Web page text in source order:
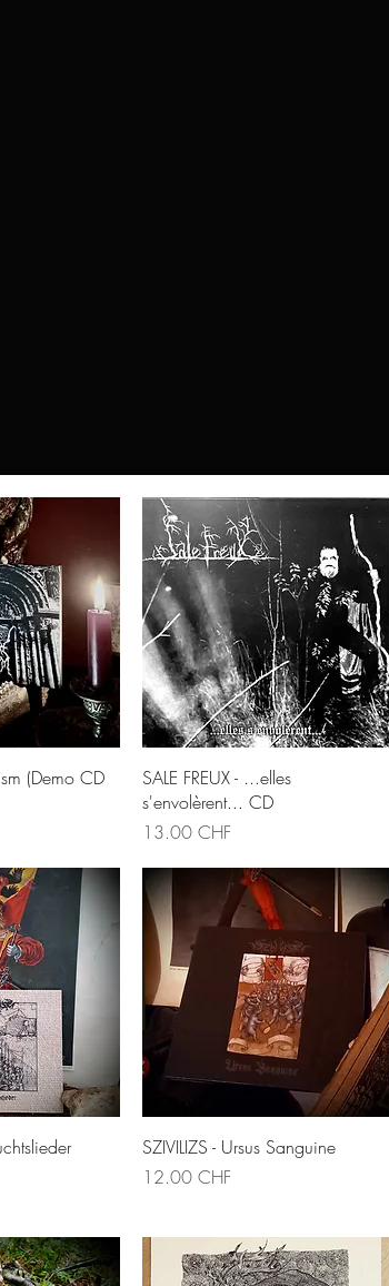
©2021 Häxehütte
(Demo CD
Aperçu rapide
SALE FREUX - ...elles
s'envolèrent... CD
Prix
13.00 CHF
Aperçu rapide
SZIVILIZS - Ursus Sanguine
Prix
12.00 CHF